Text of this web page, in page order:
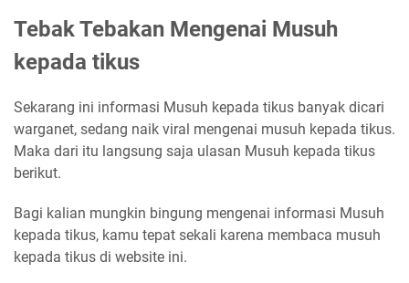
Tebak Tebakan Mengenai Musuh
kepada tikus
Sekarang ini informasi Musuh kepada tikus banyak dicari
warganet, sedang naik viral mengenai musuh kepada tikus.
Maka dari itu langsung saja ulasan Musuh kepada tikus
berikut.
Bagi kalian mungkin bingung mengenai informasi Musuh
kepada tikus, kamu tepat sekali karena membaca musuh
kepada tikus di website ini.